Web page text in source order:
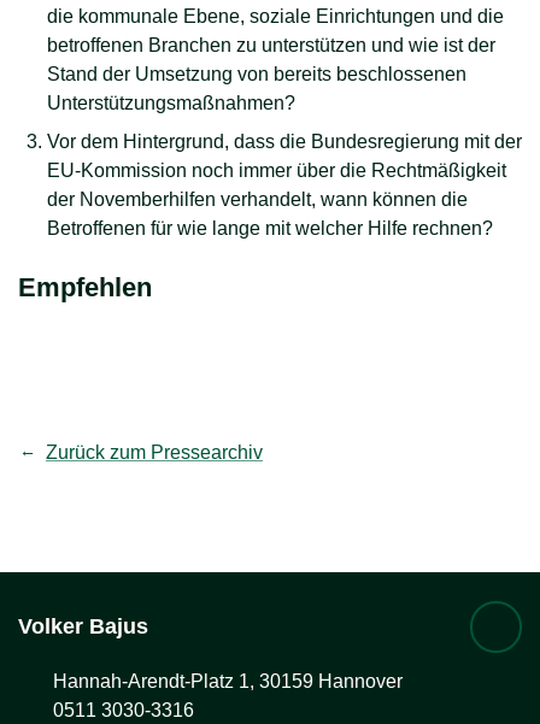
die kommunale Ebene, soziale Einrichtungen und die
betroffenen Branchen zu unterstützen und wie ist der
Stand der Umsetzung von bereits beschlossenen
Unterstützungsmaßnahmen?
Vor dem Hintergrund, dass die Bundesregierung mit der
EU-Kommission noch immer über die Rechtmäßigkeit
der Novemberhilfen verhandelt, wann können die
Betroffenen für wie lange mit welcher Hilfe rechnen?
Empfehlen
Zurück zum Pressearchiv
Volker Bajus
Hannah-Arendt-Platz 1, 30159 Hannover
0511 3030-3316